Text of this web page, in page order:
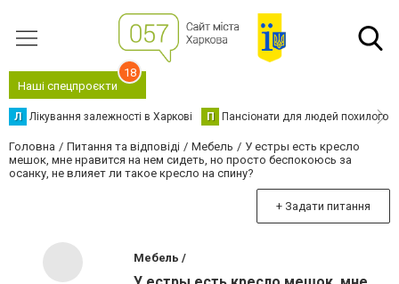
Наші спецпроєкти
18
Л Лікування залежності в Харкові П Пансіонати для людей похилого
Головна Питання та відповіді Мебель
У естры есть кресло
мешок, мне нравится на нем сидеть, но просто беспокоюсь за
осанку, не влияет ли такое кресло на спину?
+ Задати питання
Мебель /